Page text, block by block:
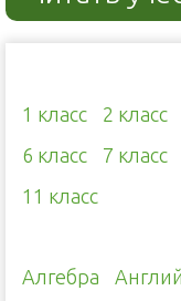
1 класс
2 класс
6 класс
7 класс
11 класс
Алгебра